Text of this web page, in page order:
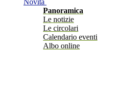
Novità
Panoramica
Le notizie
Le circolari
Calendario eventi
Albo online